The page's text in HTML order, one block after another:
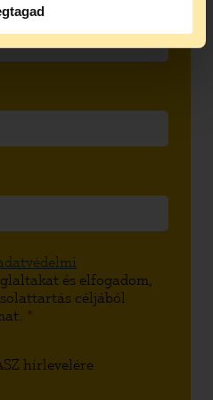
és elfogadom,
céljából
*
hírlevelére